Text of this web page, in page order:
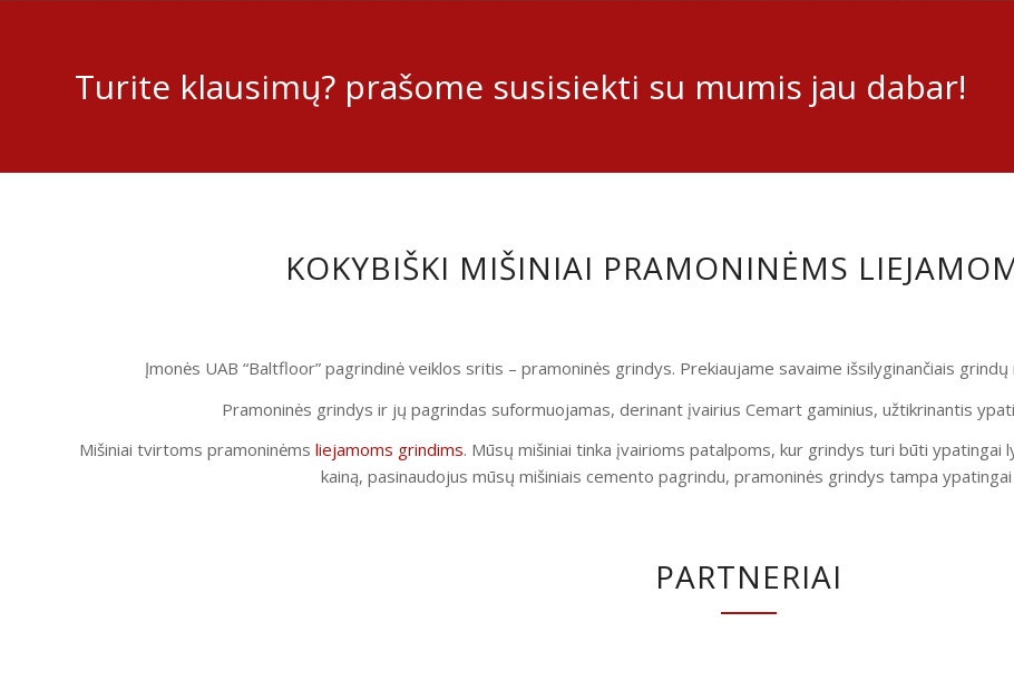
Turite klausimų? prašome susisiekti su mumis jau dabar!
KOKYBIŠKI MIŠINIAI PRAMONINĖMS
Įmonės UAB “Baltfloor” pagrindinė veiklos sritis – pramoninės grindys. Prekiaujame savaime išsilyginančiais
Pramoninės grindys ir jų pagrindas suformuojamas, derinant įvairius Cemart gaminius, užtikrinantis
Mišiniai tvirtoms pramoninėms liejamoms grindims. Mūsų mišiniai tinka įvairioms patalpoms, kur grindys turi būti ypatingai
kainą, pasinaudojus mūsų mišiniais cemento pagrindu, pramoninės grindys tampa
PARTNERIAI